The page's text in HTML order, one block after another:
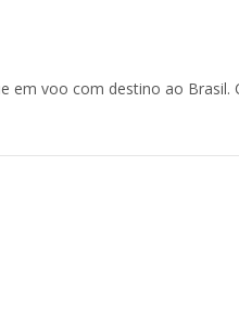
em voo com destino ao Brasil.